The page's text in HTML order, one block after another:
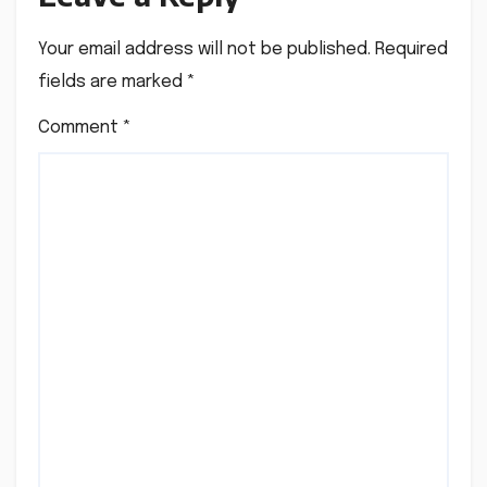
Your email address will not be published. Required
fields are marked *
Comment *